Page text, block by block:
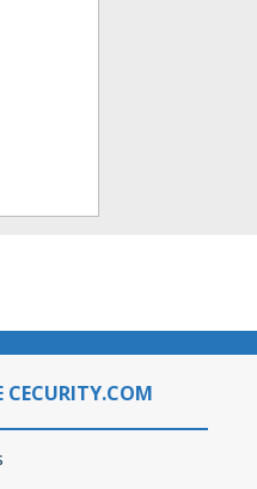
CECURITY.COM